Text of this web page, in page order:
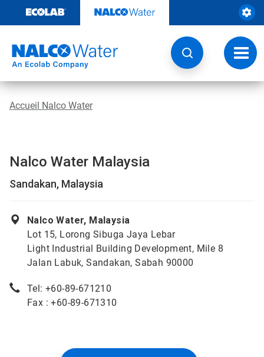
contenu
la
Accueil Nalco Water
Nalco Water Malaysia
Sandakan, Malaysia
Nalco Water, Malaysia
Lot 15, Lorong Sibuga Jaya Lebar
Light Industrial Building Development, Mile 8
Jalan Labuk, Sandakan, Sabah 90000
Tel: +60-89-671210
Fax : +60-89-671310